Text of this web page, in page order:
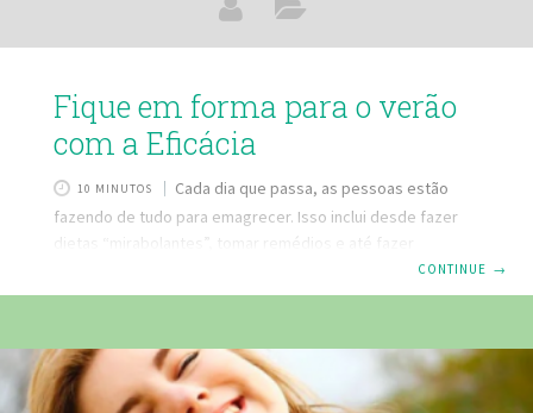
Fique em forma para o verão
com a Eficácia
10 MINUTOS
Cada dia que passa, as pessoas estão
fazendo de tudo para emagrecer. Isso inclui desde fazer
dietas “mirabolantes”, tomar remédios e até fazer
exercícios físicos sem nenhuma orientação médica, o que
pode ser um grande risco para a saúde. O inverno está
aproximando. Esse é o período no qual as pessoas
começam a correr contra a balança. Com o verão se
aproximando, muita gente fica preocupada em buscar
CONTINUE →